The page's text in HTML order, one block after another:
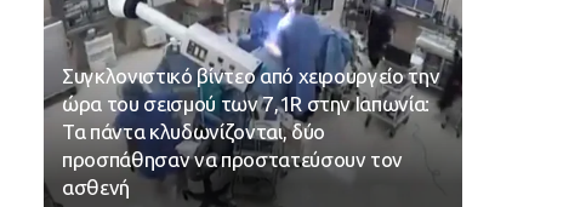
Συγκλονιστικό βίντεο από χειρουργείο την
ώρα του σεισμού των 7,1R στην Ιαπωνία:
Τα πάντα κλυδωνίζονται, δύο
προσπάθησαν να προστατεύσουν τον
ασθενή